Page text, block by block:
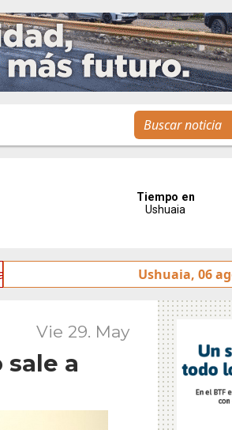
“conflicto de intereses”Ushuaia, 06
Vie 29. May
sale a